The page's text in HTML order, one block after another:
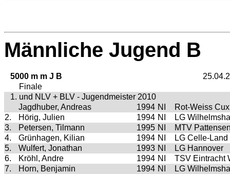
Männliche Jugend B
5000 m m J B
Finale
1. und NLV + BLV - Jugendmeister 2010
Jagdhuber, Andreas
1994 NI
Rot-Weiss
2.
Hörig, Julien 1994 NI
LG
3.
Petersen, Tilmann 1995 NI
MTV
4.
Grünhagen, Kilian 1994 NI
LG Celle-Land
5.
Wulfert, Jonathan 1993 NI
LG Hannover
6.
Kröhl, Andre 1994 NI
TSV Eintracht
7.
Horn, Benjamin 1994 NI
LG